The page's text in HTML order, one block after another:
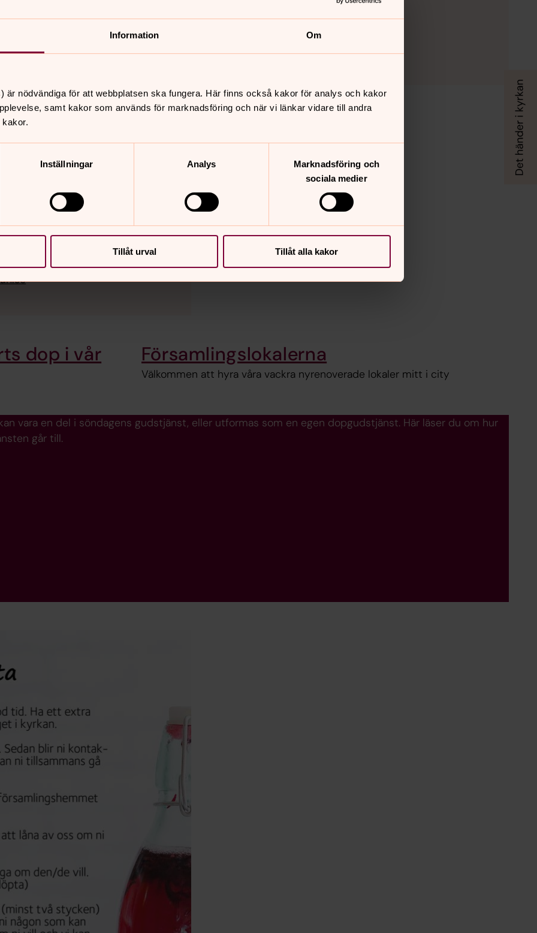
Information Om
är nödvändiga för att webbplatsen ska fungera. Här finns också kakor för analys och kakor
samt kakor som används för marknadsföring och när vi länkar vidare till andra
Inställningar Analys
Marknadsföring och
sociala medier
Tillåt urval Tillåt alla kakor
att boka dop
dop i vår
Församlingslokalerna
Välkommen att hyra våra vackra nyrenoverade lokaler mitt i city
vara en del i söndagens gudstjänst, eller utformas som en egen dopgudstjänst. Här läser du om hur
går till.